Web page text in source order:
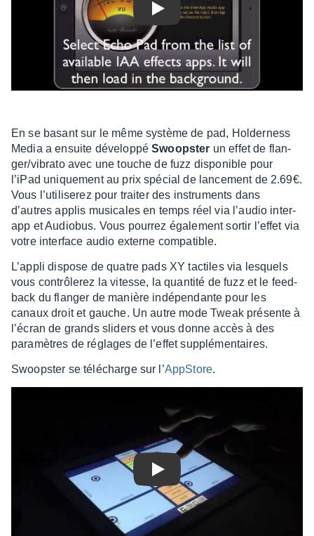
Play
En se basant sur le même système de pad, Holder­ness
Media a ensuite déve­loppéSwoops­ter un effet de flan­
ger/vibrato avec une touche de fuzz dispo­nible pour
l’iPad unique­ment au prix spécial de lance­ment de 2.69€.
Vous l’uti­li­se­rez pour trai­ter des instru­ments dans
d’autres applis musi­cales en temps réel via l’au­dio inter-
app et Audio­bus. Vous pour­rez égale­ment sortir l’ef­fet via
votre inter­face audio externe compa­tible.
L’ap­pli dispose de quatre pads XY tactiles via lesquels
vous contrô­le­rez la vitesse, la quan­tité de fuzz et le feed­
back du flan­ger de manière indé­pen­dante pour les
canaux droit et gauche. Un autre mode Tweak présente à
l’écran de grands sliders et vous donne accès à des
para­mètres de réglages de l’ef­fet supplé­men­taires.
Swoops­ter se télé­charge sur l’AppS­tore.
Play